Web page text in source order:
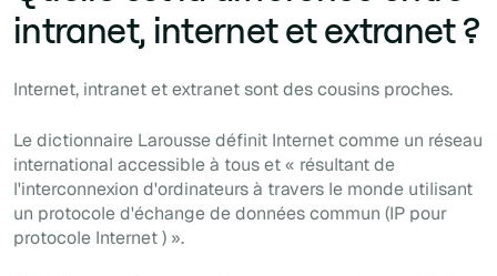
intranet, internet et extranet ?
Internet, intranet et extranet sont des cousins ​​proches.
Le dictionnaire Larousse définit Internet comme un réseau
international accessible à tous et « résultant de
l'interconnexion d'ordinateurs à travers le monde utilisant
un protocole d'échange de données commun (IP pour
protocole Internet) ».